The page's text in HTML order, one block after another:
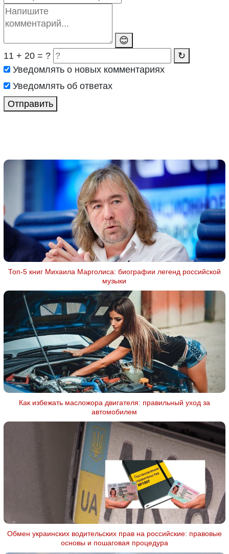
😊
11 + 20 = ?
↻
Уведомлять о новых комментариях
Уведомлять об ответах
Отправить
Топ-5 книг Михаила Марголиса: биографии легенд российской
музыки
Как избежать масложора двигателя: правильный уход за
автомобилем
Обмен украинских водительских прав на российские: правовые
основы и пошаговая процедура